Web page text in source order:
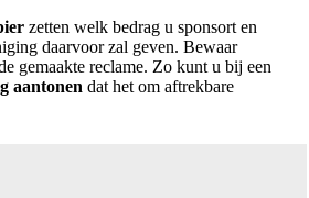
zetten welk bedrag u sponsort en
daarvoor zal geven. Bewaar
gemaakte reclame. Zo kunt u bij een
aantonen dat het om aftrekbare